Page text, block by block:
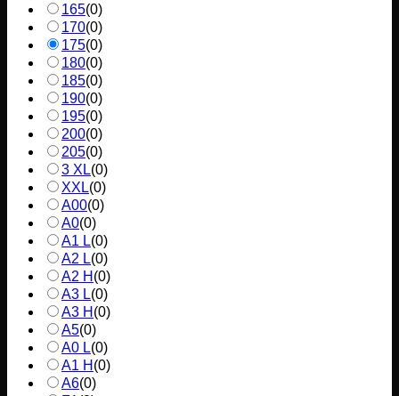
165(0)
170(0)
175(0)
180(0)
185(0)
190(0)
195(0)
200(0)
205(0)
3 XL(0)
XXL(0)
A00(0)
A0(0)
A1 L(0)
A2 L(0)
A2 H (0)
A3 L(0)
A3 H (0)
A5(0)
A0 L(0)
A1 H (0)
A6(0)